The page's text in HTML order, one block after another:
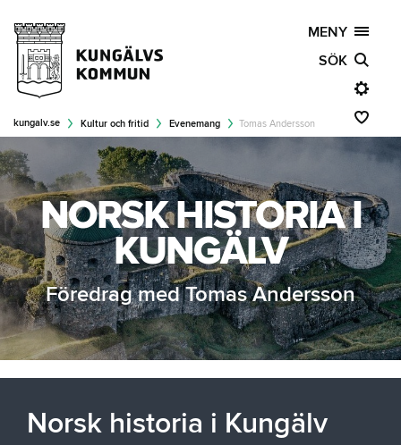
MENY
SÖK
kungalv.se Kultur och fritid Evenemang Tomas Andersson
NORSK HISTORIA I
KUNGÄLV
Föredrag med Tomas Andersson
Norsk historia i Kungälv